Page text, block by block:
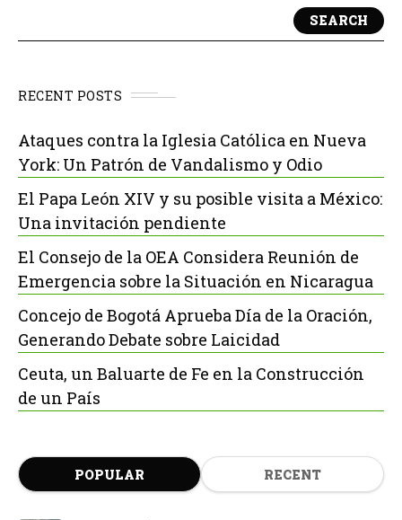
SEARCH
RECENT POSTS
Ataques contra la Iglesia Católica en Nueva
York: Un Patrón de Vandalismo y Odio
El Papa León XIV y su posible visita a México:
Una invitación pendiente
El Consejo de la OEA Considera Reunión de
Emergencia sobre la Situación en Nicaragua
Concejo de Bogotá Aprueba Día de la Oración,
Generando Debate sobre Laicidad
Ceuta, un Baluarte de Fe en la Construcción
de un País
POPULAR RECENT